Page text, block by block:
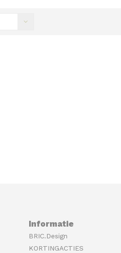
Informatie
BRIC.Design
KORTINGACTIES